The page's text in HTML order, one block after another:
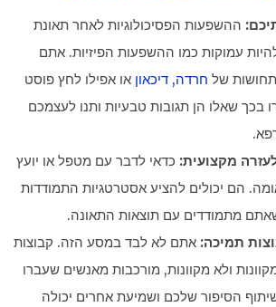
ההשפעות הפסיכולוגיות לאחר תאונת
עמוקות כמו ההשפעות הפיזיות. אתם
שלחרדה, דיכאוןאו אפילו לחץ פוסט
בכך שאלו הן תגובות טבעיות ותנו לעצמכם
מקצועית:כדאי לדבר עם מטפל או יועץ
הם יכולים להציע אסטרטגיות התמודדות
מתמודדים עם תוצאות התאונה.
תמיכה:אתם לא לבד במסע הזה. קבוצות
ולא מקוונות, מורכבות מאנשים שעברו
הסיפור שלכם ושמיעת אחרים יכולה